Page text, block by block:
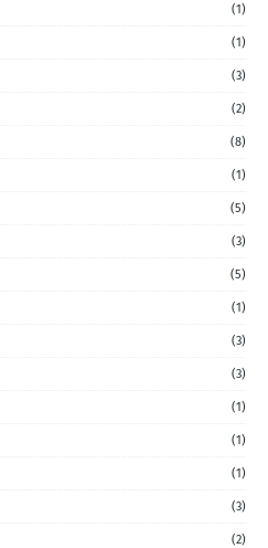
(1)
(1)
(3)
(2)
(8)
(1)
(5)
(3)
(5)
(1)
(3)
(3)
(1)
(1)
(1)
(3)
(2)